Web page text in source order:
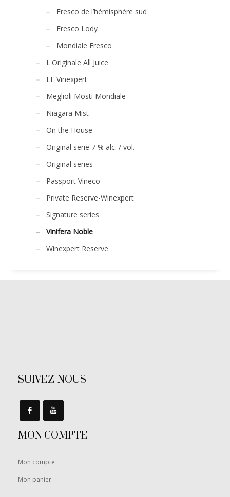
Fresco de l’hémisphère sud
Fresco Lody
Mondiale Fresco
L'Originale All Juice
LE Vinexpert
Meglioli Mosti Mondiale
Niagara Mist
On the House
Original serie 7 % alc. / vol.
Original series
Passport Vineco
Private Reserve-Winexpert
Signature series
Vinifera Noble
Winexpert Reserve
SUIVEZ-NOUS
MON COMPTE
Mon compte
Mon panier